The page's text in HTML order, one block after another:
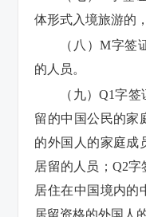
体形式入境旅游的
（八）M字签
的人员。
（九）Q1字
留的中国公民的家
的外国人的家庭成
居留的人员；Q2
居住在中国境内的
居留资格的外国人